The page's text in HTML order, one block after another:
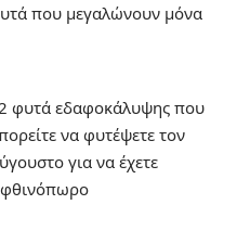
που μεγαλώνουν μόνα
φυτά εδαφοκάλυψης που
να φυτέψετε τον
για να έχετε